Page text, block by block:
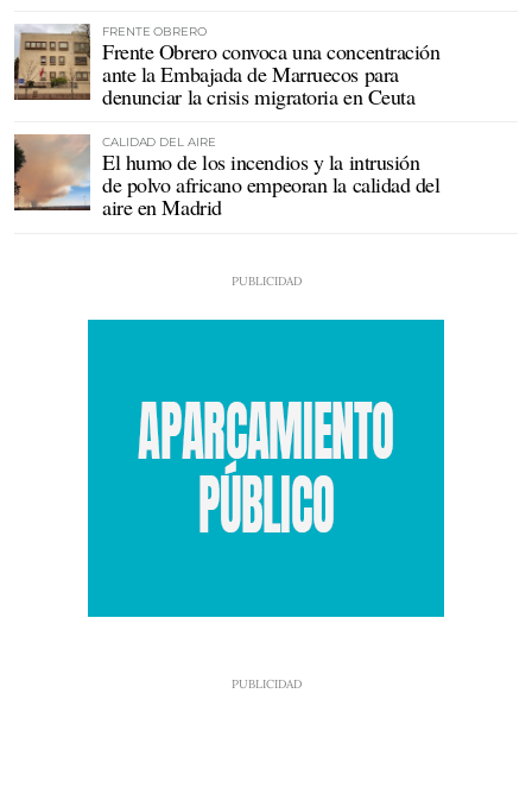
FRENTE OBRERO
Frente Obrero convoca una concentración
ante la Embajada de Marruecos para
denunciar la crisis migratoria en Ceuta
CALIDAD DEL AIRE
El humo de los incendios y la intrusión
de polvo africano empeoran la calidad del
aire en Madrid